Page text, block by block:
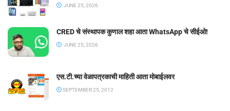
JUNE 25, 2026
CRED चे संस्थापक कुणाल शहा आता WhatsApp चे सीईओ!
JUNE 25, 2026
एस.टी.च्या वेळापत्रकाची माहिती आता मोबाईलवर
SEPTEMBER 25, 2012